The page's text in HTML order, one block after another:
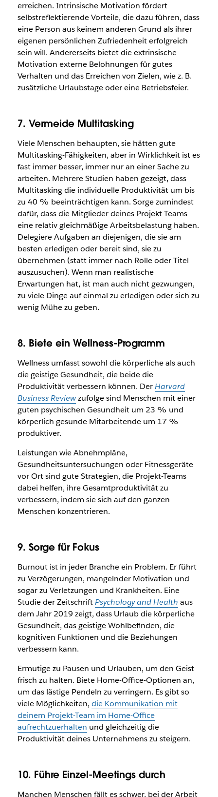
erreichen. Intrinsische Motivation fördert
selbstreflektierende Vorteile, die dazu führen, dass
eine Person aus keinem anderen Grund als ihrer
eigenen persönlichen Zufriedenheit erfolgreich
sein will. Andererseits bietet die extrinsische
Motivation externe Belohnungen für gutes
Verhalten und das Erreichen von Zielen, wie z. B.
zusätzliche Urlaubstage oder eine Betriebsfeier.
7. Vermeide Multitasking
Viele Menschen behaupten, sie hätten gute
Multitasking-Fähigkeiten, aber in Wirklichkeit ist es
fast immer besser, immer nur an einer Sache zu
arbeiten. Mehrere Studien haben gezeigt, dass
Multitasking die individuelle Produktivität um bis
zu 40 % beeinträchtigen kann. Sorge zumindest
dafür, dass die Mitglieder deines Projekt-Teams
eine relativ gleichmäßige Arbeitsbelastung haben.
Delegiere Aufgaben an diejenigen, die sie am
besten erledigen oder bereit sind, sie zu
übernehmen (statt immer nach Rolle oder Titel
auszusuchen). Wenn man realistische
Erwartungen hat, ist man auch nicht gezwungen,
zu viele Dinge auf einmal zu erledigen oder sich zu
wenig Mühe zu geben.
8. Biete ein Wellness-Programm
Wellness umfasst sowohl die körperliche als auch
die geistige Gesundheit, die beide die
Produktivität verbessern können. DerHarvard
Business Reviewzufolge sind Menschen mit einer
guten psychischen Gesundheit um 23 % und
körperlich gesunde Mitarbeitende um 17 %
produktiver.
Leistungen wie Abnehmpläne,
Gesundheitsuntersuchungen oder Fitnessgeräte
vor Ort sind gute Strategien, die Projekt-Teams
dabei helfen, ihre Gesamtproduktivität zu
verbessern, indem sie sich auf den ganzen
Menschen konzentrieren.
9. Sorge für Fokus
Burnout ist in jeder Branche ein Problem. Er führt
zu Verzögerungen, mangelnder Motivation und
sogar zu Verletzungen und Krankheiten. Eine
Studie der ZeitschriftPsychology and Health aus
dem Jahr 2019 zeigt, dass Urlaub die körperliche
Gesundheit, das geistige Wohlbefinden, die
kognitiven Funktionen und die Beziehungen
verbessern kann.
Ermutige zu Pausen und Urlauben, um den Geist
frisch zu halten. Biete Home-Office-Optionen an,
um das lästige Pendeln zu verringern. Es gibt so
viele Möglichkeiten, die Kommunikation mit
deinem Projekt-Team im Home-Office
aufrechtzuerhalten und gleichzeitig die
Produktivität deines Unternehmens zu steigern.
10. Führe Einzel-Meetings durch
Manchen Menschen fällt es schwer, bei der Arbeit